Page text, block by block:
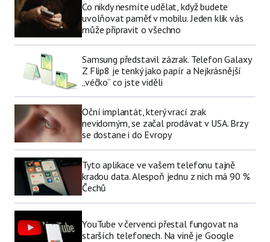
Co nikdy nesmíte udělat, když budete
uvolňovat paměť v mobilu. Jeden klik vás
může připravit o všechno
Samsung představil zázrak. Telefon Galaxy
Z Flip8 je tenký jako papír a Nejkrásnější
„véčko“ co jste viděli
Oční implantát, který vrací zrak
nevidomým, se začal prodávat v USA. Brzy
se dostane i do Evropy
Tyto aplikace ve vašem telefonu tajně
kradou data. Alespoň jednu z nich má 90 %
Čechů
YouTube v červenci přestal fungovat na
starších telefonech. Na vině je Google